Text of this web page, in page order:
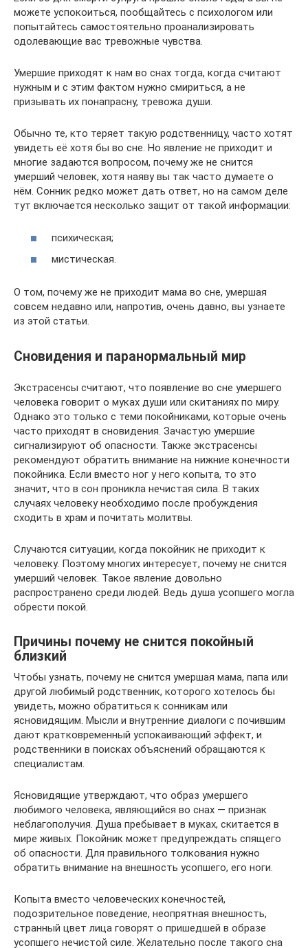
можете успокоиться, пообщайтесь с психологом или
попытайтесь самостоятельно проанализировать
одолевающие вас тревожные чувства.
Умершие приходят к нам во снах тогда, когда считают
нужным и с этим фактом нужно смириться, а не
призывать их понапрасну, тревожа души.
Обычно те, кто теряет такую родственницу, часто хотят
увидеть её хотя бы во сне. Но явление не приходит и
многие задаются вопросом, почему же не снится
умерший человек, хотя наяву вы так часто думаете о
нём. Сонник редко может дать ответ, но на самом деле
тут включается несколько защит от такой информации:
психическая;
мистическая.
О том, почему же не приходит мама во сне, умершая
совсем недавно или, напротив, очень давно, вы узнаете
из этой статьи.
Сновидения и паранормальный мир
Экстрасенсы считают, что появление во сне умершего
человека говорит о муках души или скитаниях по миру.
Однако это только с теми покойниками, которые очень
часто приходят в сновидения. Зачастую умершие
сигнализируют об опасности. Также экстрасенсы
рекомендуют обратить внимание на нижние конечности
покойника. Если вместо ног у него копыта, то это
значит, что в сон проникла нечистая сила. В таких
случаях человеку необходимо после пробуждения
сходить в храм и почитать молитвы.
Случаются ситуации, когда покойник не приходит к
человеку. Поэтому многих интересует, почему не снится
умерший человек. Такое явление довольно
распространено среди людей. Ведь душа усопшего могла
обрести покой.
Причины почему не снится покойный
близкий
Чтобы узнать, почему не снится умершая мама, папа или
другой любимый родственник, которого хотелось бы
увидеть, можно обратиться к сонникам или
ясновидящим. Мысли и внутренние диалоги с почившим
дают кратковременный успокаивающий эффект, и
родственники в поисках объяснений обращаются к
специалистам.
Ясновидящие утверждают, что образ умершего
любимого человека, являющийся во снах — признак
неблагополучия. Душа пребывает в муках, скитается в
мире живых. Покойник может предупреждать спящего
об опасности. Для правильного толкования нужно
обратить внимание на внешность усопшего, его ноги.
Копыта вместо человеческих конечностей,
подозрительное поведение, неопрятная внешность,
странный цвет лица говорят о пришедшей в образе
усопшего нечистой силе. Желательно после такого сна